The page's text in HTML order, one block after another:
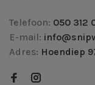
Telefoon: 050 312
E-mail:
Adres: Hoendiep